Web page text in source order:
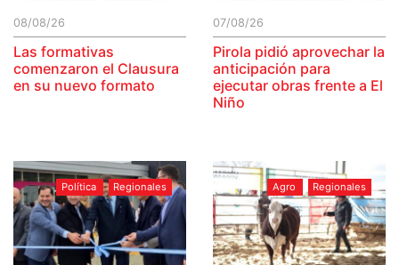
08/08/26
Las formativas
comenzaron el Clausura
en su nuevo formato
07/08/26
Pirola pidió aprovechar la
anticipación para
ejecutar obras frente a El
Niño
Política Regionales Agro Regionales